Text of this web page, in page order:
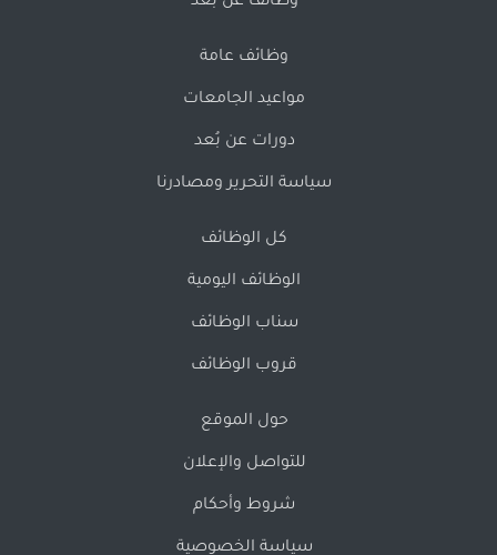
وظائف عامة
مواعيد الجامعات
دورات عن بُعد
سياسة التحرير ومصادرنا
كل الوظائف
الوظائف اليومية
سناب الوظائف
قروب الوظائف
حول الموقع
للتواصل والإعلان
شروط وأحكام
سياسة الخصوصية